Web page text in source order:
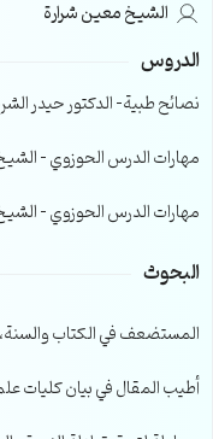
الشيخ معين شرارة
الدروس
نصائح طبية- الدكتور حيدر الشرع –
مهارات الدرس الحوزوي –
مهارات الدرس الحوزوي –
البحوث
المستضعف في الكتاب
أطيب المقال في بيان كليات